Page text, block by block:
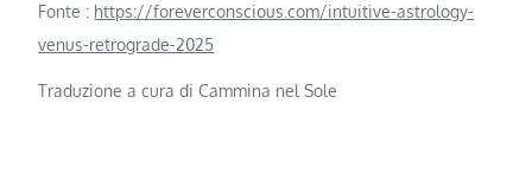
Fonte : https://foreverconscious.com/intuitive-astrology-
venus-retrograde-2025
Traduzione a cura di Cammina nel Sole